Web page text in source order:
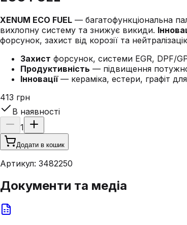
XENUM ECO FUEL — багатофункціональна
вихлопну систему та знижує викиди.
форсунок, захист від корозії та
Захист форсунок, системи EGR, DPF/
Продуктивність — підвищення
Інновації— кераміка, естери, графіт
413 грн
В наявності
1
Додати в кошик
Артикул: 3482250
Документи та медіа